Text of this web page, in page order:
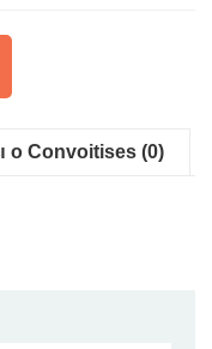
Convoitises (0)